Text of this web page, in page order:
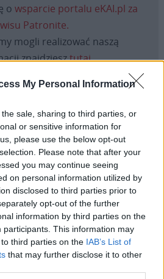
My Personal Information
sale, sharing to third parties, or
or sensitive information for
please use the below opt-out
Please note that after your
you may continue seeing
on personal information utilized by
disclosed to third parties prior to
opt-out of the further
information by third parties on the
participants. This information may
third parties on the IAB’s List of
that may further disclose it to other
o wsparcie portalu eKAI.pl za
Patronite.
mogli realizować naszą
znajdziesztutaj.
EmailCopy
Link
Print
WIELKI POST